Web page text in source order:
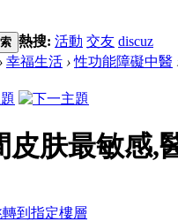
熱搜: 活動 交友 discuz
› 幸福生活 › 性功能障礙中醫
皮肤最敏感,